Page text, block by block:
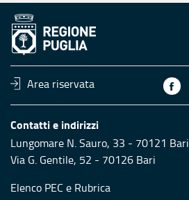
Area riservata
Contatti e indirizzi
Lungomare N. Sauro, 33 - 70121 Bari
Via G. Gentile, 52 - 70126 Bari
Elenco PEC e Rubrica